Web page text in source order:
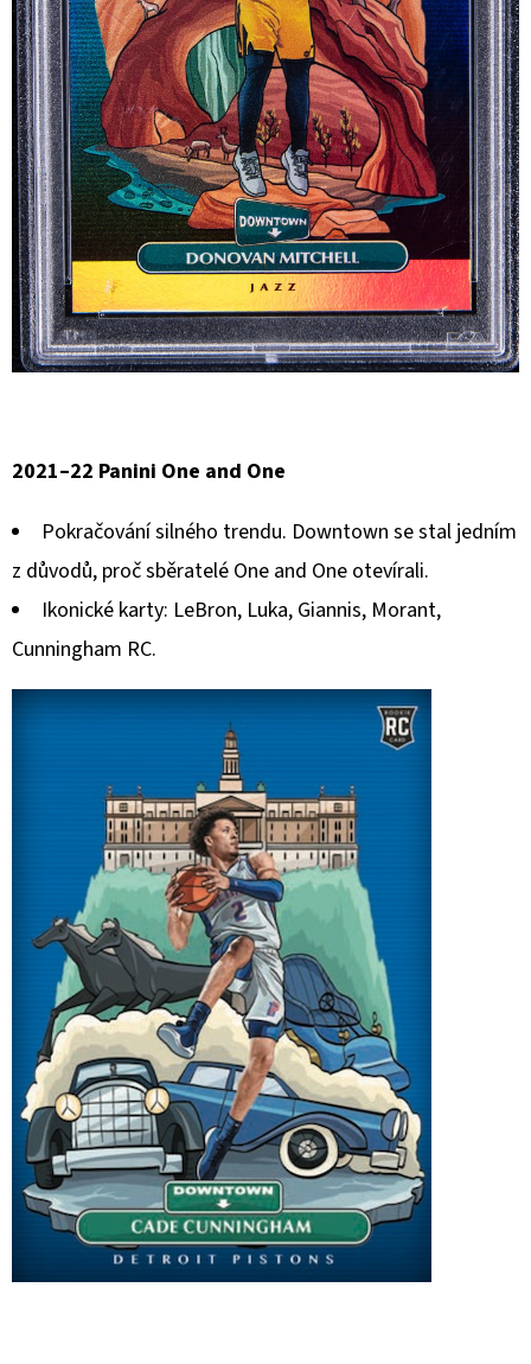
2021–22 Panini One and One
Pokračování silného trendu. Downtown se stal jedním
z důvodů, proč sběratelé One and One otevírali.
Ikonické karty: LeBron, Luka, Giannis, Morant,
Cunningham RC.